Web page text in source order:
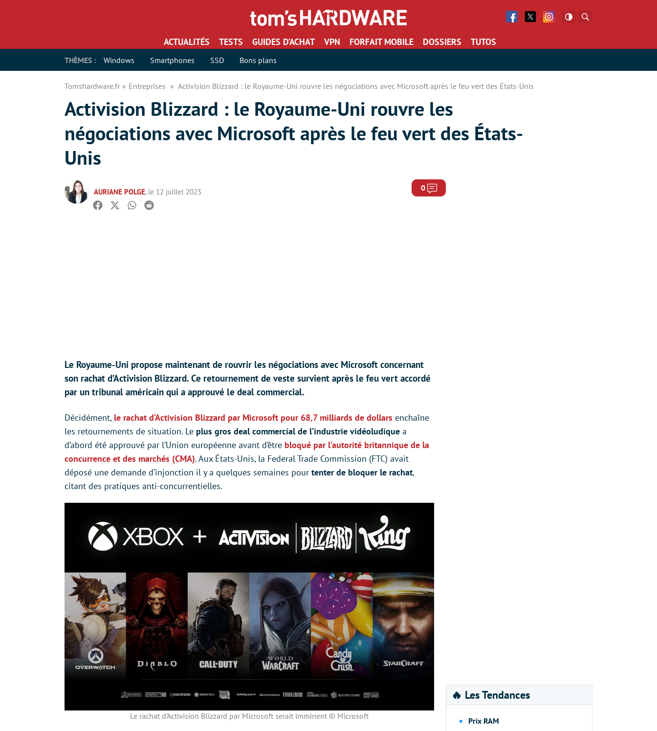
Facebook
Twitter Facebook
ACTUALITÉS TESTS GUIDES D’ACHAT VPN FORFAIT MOBILE DOSSIERS TUTOS
THÈMES : Windows Smartphones SSD Bons plans
Tomshardware.fr Entreprises Activision Blizzard : le Royaume-Uni rouvre les négociations avec Microsoft après le feu vert des États-Unis
Activision Blizzard : le Royaume-Uni rouvre les
négociations avec Microsoft après le feu vert des États-
Unis
AURIANE POLGE, le 12 juillet 2023 0 Commentaires
Facebook
TwitterWhatsapp
Reddit
Le Royaume-Uni propose maintenant de rouvrir les négociations avec Microsoft concernant
son rachat d’Activision Blizzard. Ce retournement de veste survient après le feu vert accordé
par un tribunal américain qui a approuvé le deal commercial.
Décidément, le rachat d’Activision Blizzard par Microsoft pour 68,7 milliards de dollars enchaîne
les retournements de situation. Le plus gros deal commercial de l’industrie vidéoludique a
d’abord été approuvé par l’Union européenne avant d’être bloqué par l’autorité britannique de la
concurrence et des marchés (CMA). Aux États-Unis, la Federal Trade Commission (FTC) avait
déposé une demande d’injonction il y a quelques semaines pour tenter de bloquer le rachat,
citant des pratiques anti-concurrentielles.
Le rachat d’Activision Blizzard par Microsoft serait imminent © Microsoft
🔥 Les Tendances
Prix RAM